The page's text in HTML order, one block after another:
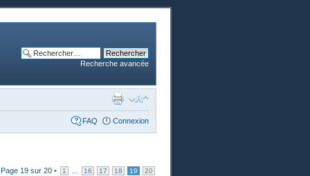
Recherche avancée
FAQ Connexion
Page 19 sur 20 • 1 16 17 18 19 20